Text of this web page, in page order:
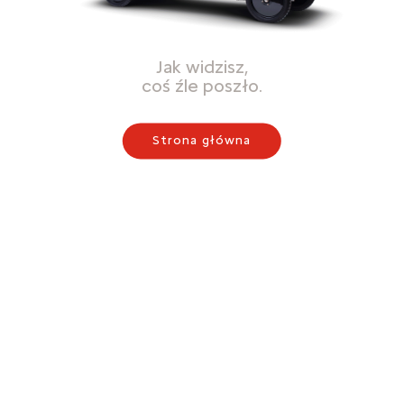
Jak widzisz,
coś źle poszło.
Strona główna